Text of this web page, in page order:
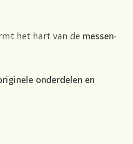
het hart van de messen-
onderdelen en